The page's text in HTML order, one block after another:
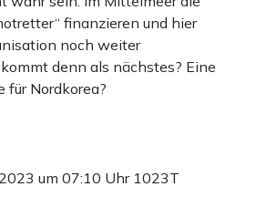
finanzieren und hier
noch weiter
denn als nächstes? Eine
für Nordkorea?
um 07:10 Uhr 1023T